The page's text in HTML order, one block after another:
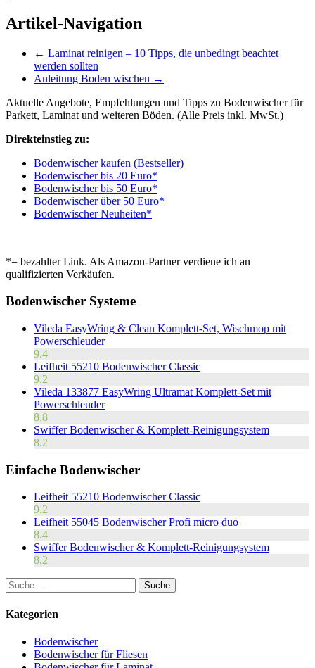
Artikel-Navigation
← Laminat reinigen – 10 Tipps, die unbedingt beachtet
werden sollten
Anleitung Boden wischen →
Aktuelle Angebote, Empfehlungen und Tipps zu Bodenwischer für
Parkett, Laminat und weiteren Böden. (Alle Preis inkl. MwSt.)
Direkteinstieg zu:
Bodenwischer kaufen (Bestseller)
Bodenwischer bis 20 Euro*
Bodenwischer bis 50 Euro*
Bodenwischer über 50 Euro*
Bodenwischer Neuheiten*
*= bezahlter Link. Als Amazon-Partner verdiene ich an
qualifizierten Verkäufen.
Bodenwischer Systeme
Vileda EasyWring & Clean Komplett-Set, Wischmop mit
Powerschleuder
9.4
Leifheit 55210 Bodenwischer Classic
9.2
Vileda 133877 EasyWring Ultramat Komplett-Set mit
Powerschleuder
8.8
Swiffer Bodenwischer & Komplett-Reinigungsystem
8.2
Einfache Bodenwischer
Leifheit 55210 Bodenwischer Classic
9.2
Leifheit 55045 Bodenwischer Profi micro duo
8.4
Swiffer Bodenwischer & Komplett-Reinigungsystem
8.2
Kategorien
Bodenwischer
Bodenwischer für Fliesen